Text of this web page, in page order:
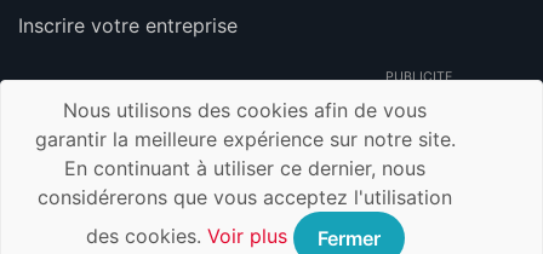
Inscrire votre entreprise
PUBLICITE
© 2026 Walup.be - Tous Droits Réservés -
Membre de TrustUp.be
Mentions légales
Nous utilisons des cookies afin de vous
garantir la meilleure expérience sur notre site.
En continuant à utiliser ce dernier, nous
considérerons que vous acceptez l'utilisation
des cookies. Voir plus Fermer